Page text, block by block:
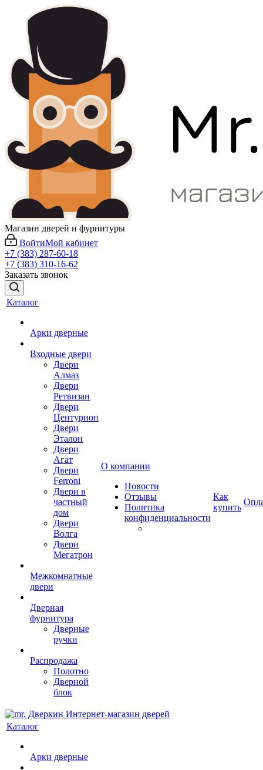
Магазин дверей и фурнитуры
ВойтиМой кабинет
+7 (383) 287-60-18
+7 (383) 310-16-62
Заказать звонок
Каталог
Арки дверные
Входные двери
Двери
Алмаз
Двери
Ретвизан
Двери
Центурион
Двери
Эталон
Двери
Агат
Двери
Ferroni
Двери в
частный
дом
Двери
Волга
Двери
Мегатрон
Межкомнатные
двери
Дверная
фурнитура
Дверные
ручки
Распродажа
Полотно
Дверной
блок
О компании
Новости
Отзывы
Политика
конфиденциальности
Как
купить
Каталог
Арки дверные